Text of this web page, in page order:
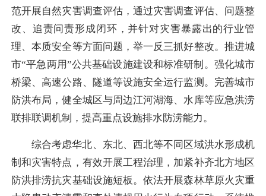
范开展自然灾害调查评估，通过灾害调查评估、问题整
改、追责问责形成闭环，并针对灾害暴露出的行业管
理、本质安全等方面问题，举一反三抓好整改。推进城
市“平急两用”公共基础设施建设和标准研制。强化城市
桥梁、高速公路、隧道等设施安全运行监测。完善城市
防洪布局，健全城区与周边江河湖海、水库等应急洪涝
联排联调机制，提高重点设施排水防涝能力。
综合考虑华北、东北、西北等不同区域洪水形成机
制和灾害特点，有效开展工程治理，加紧补齐北方地区
防洪排涝抗灾基础设施短板。依法开展森林草原火灾重